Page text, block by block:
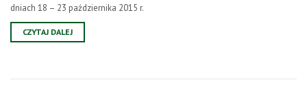
dniach 18 – 23 października 2015 r.
CZYTAJ DALEJ